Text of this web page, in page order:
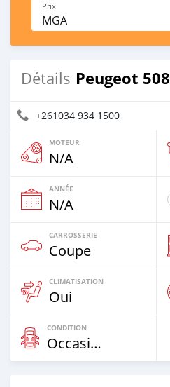
Prix
MGA
Détails Peugeot 508
+261034 934 1500
MOTEUR
N/A
ANNÉE
N/A
CARROSSERIE
Coupe
CLIMATISATION
Oui
CONDITION
Occasion